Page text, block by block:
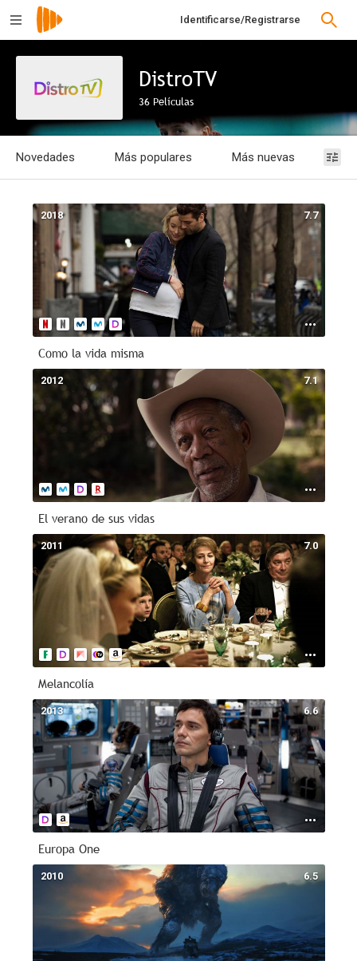
Identificarse/Registrarse
DistroTV
36 Películas
Novedades Más populares Más nuevas
Películas
Series
España
Animación
Romance
Terror
Infantil
1874
Documentales
Anime
1874
Rusia
1874
Serie
1967
1m
2026
Acción
40m
Intriga Filtrar
7.7
2018
Como la vida misma
7.1
2012
El verano de sus vidas
7.0
2011
Melancolía
6.6
2013
Europa One
6.5
2010